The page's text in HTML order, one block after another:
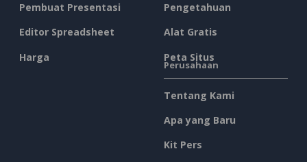
Pembuat Presentasi
Editor Spreadsheet
Harga
Pengetahuan
Alat Gratis
Peta Situs
Perusahaan
Tentang Kami
Apa yang Baru
Kit Pers